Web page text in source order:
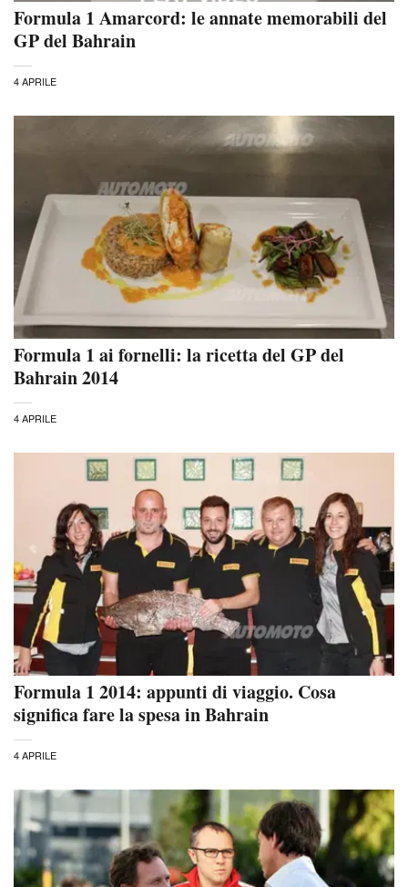
Formula 1 Amarcord: le annate memorabili del
GP del Bahrain
4 APRILE
Formula 1 ai fornelli: la ricetta del GP del
Bahrain 2014
4 APRILE
Formula 1 2014: appunti di viaggio. Cosa
significa fare la spesa in Bahrain
4 APRILE